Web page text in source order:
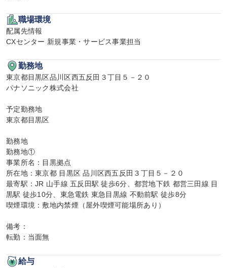
職場環境
配属先情報
CXセンター 新規事業・サービス事業担当
勤務地
東京都目黒区品川区西五反田３丁目５－２０
パナソニック株式会社
予定勤務地
東京都目黒区
勤務地
勤務地①
事業所名：目黒拠点
所在地：東京都 目黒区 品川区西五反田３丁目５－２０
最寄駅：JR 山手線 五反田駅 徒歩6分、都営地下鉄 都営三田線 目
黒駅 徒歩10分、東急電鉄 東急目黒線 不動前駅 徒歩8分
喫煙環境：敷地内禁煙（屋外喫煙可能場所あり）
備考：
転勤：当面無
給与